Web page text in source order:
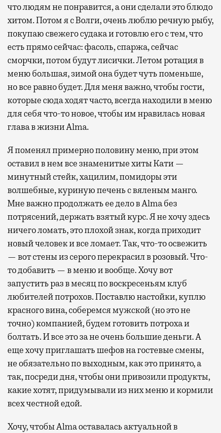
что людям не понравится, а они сделали это блюдо
хитом. Потом я с Волги, очень люблю речную рыбу,
покупаю свежего судака и готовлю его с тем, что
есть прямо сейчас: фасоль, спаржа, сейчас
сморчки, потом будут лисички. Летом ротация в
меню большая, зимой она будет чуть поменьше,
но все равно будет. Для меня важно, чтобы гости,
которые сюда ходят часто, всегда находили в меню
для себя что-то новое, чтобы им нравилась новая
глава в жизни Alma.
Я поменял примерно половину меню, при этом
оставил в нем все знаменитые хиты Кати —
минутный стейк, хацилим, помидоры эти
волшебные, куриную печень с вяленым манго.
Мне важно продолжать ее дело в Alma без
потрясений, держать взятый курс. Я не хочу здесь
ничего ломать, это плохой знак, когда приходит
новый человек и все ломает. Так, что-то освежить
— вот стены из серого перекрасил в розовый. Что-
то добавить — в меню и вообще. Хочу вот
запустить раз в месяц по воскресеньям клуб
любителей потрохов. Поставлю настойки, куплю
красного вина, соберемся мужской (но это не
точно) компанией, будем готовить потроха и
болтать. И все это за не очень большие деньги. А
еще хочу приглашать шефов на гостевые смены,
не обязательно по выходным, как это принято, а
так, посреди дня, чтобы они привозили продукты,
какие хотят, придумывали из них меню и кормили
всех честной едой.
Хочу, чтобы Alma оставалась актуальной в